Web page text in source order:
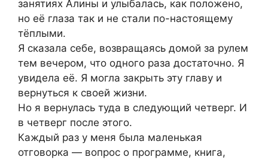
занятиях Алины и улыбалась, как положено,
но её глаза так и не стали по-настоящему
тёплыми.
Я сказала себе, возвращаясь домой за рулем
тем вечером, что одного раза достаточно. Я
увидела её. Я могла закрыть эту главу и
вернуться к своей жизни.
Но я вернулась туда в следующий четверг. И
в четверг после этого.
Каждый раз у меня была маленькая
отговорка — вопрос о программе, книга,